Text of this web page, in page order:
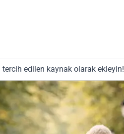
tercih edilen kaynak olarak ekleyin!